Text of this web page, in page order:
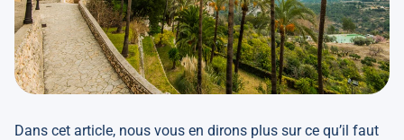
Dans cet article, nous vous en dirons plus sur ce qu’il faut